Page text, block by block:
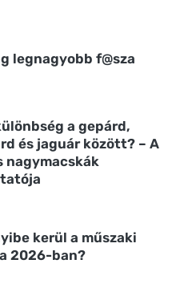
legnagyobb f@sza
a gepárd,
és jaguár között? – A
nagymacskák
kerül a műszaki
2026-ban?